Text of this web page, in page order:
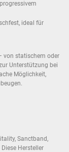
ideal für
von statischem oder
Unterstützung bei
Möglichkeit,
Sanctband,
Diese Hersteller